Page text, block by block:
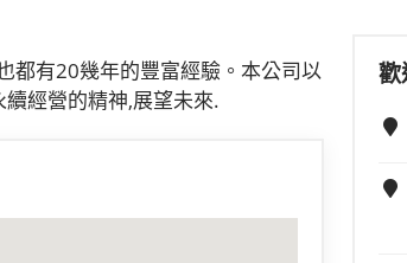
都有20幾年的豐富經驗。本公司以
經營的精神,展望未來.
歡